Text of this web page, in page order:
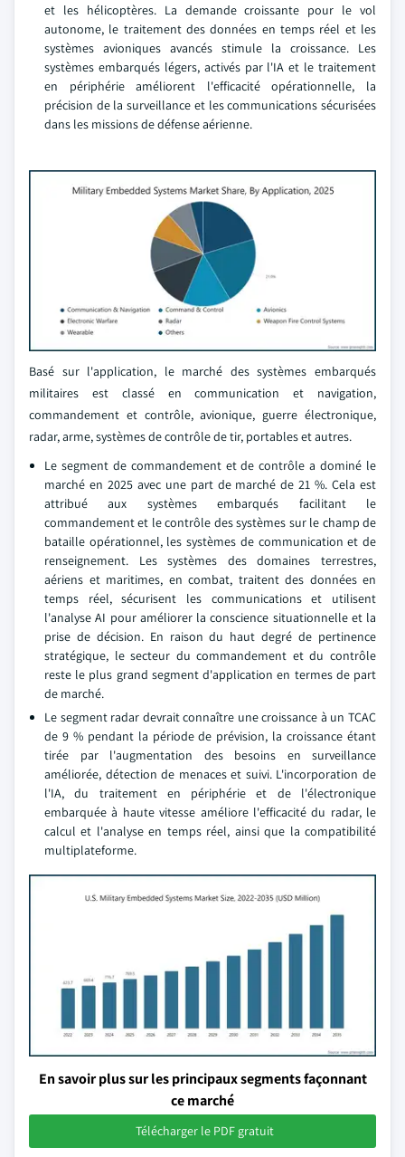
et les hélicoptères. La demande croissante pour le vol
autonome, le traitement des données en temps réel et les
systèmes avioniques avancés stimule la croissance. Les
systèmes embarqués légers, activés par l'IA et le traitement
en périphérie améliorent l'efficacité opérationnelle, la
précision de la surveillance et les communications sécurisées
dans les missions de défense aérienne.
Basé sur l'application, le marché des systèmes embarqués
militaires est classé en communication et navigation,
commandement et contrôle, avionique, guerre électronique,
radar, arme, systèmes de contrôle de tir, portables et autres.
Le segment de commandement et de contrôle a dominé le
marché en 2025 avec une part de marché de 21 %. Cela est
attribué aux systèmes embarqués facilitant le
commandement et le contrôle des systèmes sur le champ de
bataille opérationnel, les systèmes de communication et de
renseignement. Les systèmes des domaines terrestres,
aériens et maritimes, en combat, traitent des données en
temps réel, sécurisent les communications et utilisent
l'analyse AI pour améliorer la conscience situationnelle et la
prise de décision. En raison du haut degré de pertinence
stratégique, le secteur du commandement et du contrôle
reste le plus grand segment d'application en termes de part
de marché.
Le segment radar devrait connaître une croissance à un TCAC
de 9 % pendant la période de prévision, la croissance étant
tirée par l'augmentation des besoins en surveillance
améliorée, détection de menaces et suivi. L'incorporation de
l'IA, du traitement en périphérie et de l'électronique
embarquée à haute vitesse améliore l'efficacité du radar, le
calcul et l'analyse en temps réel, ainsi que la compatibilité
multiplateforme.
En savoir plus sur les principaux segments façonnant
ce marché
Télécharger le PDF gratuit